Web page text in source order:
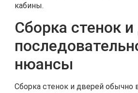
кабины.
Сборка стенок
нюансы
Сборка стенок и дверей обычно